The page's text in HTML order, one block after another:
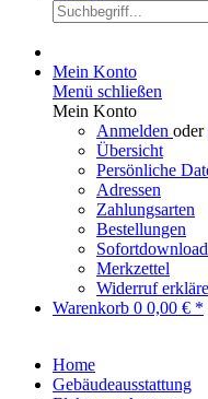
Mein Konto
Menü schließen
Mein Konto
Anmelden oder
Übersicht
Persönliche
Adressen
Zahlungsarten
Bestellungen
Merkzettel
Widerruf
Warenkorb 0 0,00 € *
Home
Gebäudeausstattung